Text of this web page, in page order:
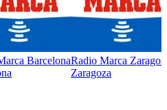
BarcelonaRadio Marca
Zaragoza